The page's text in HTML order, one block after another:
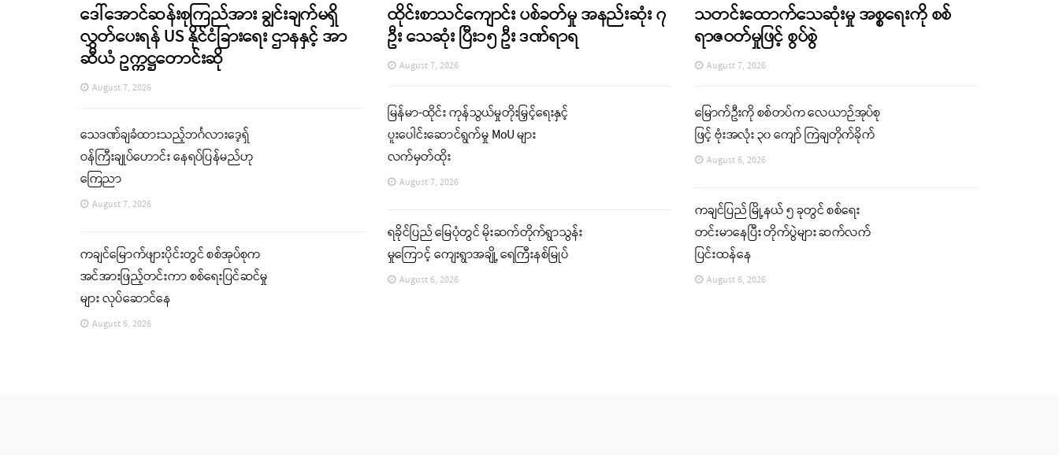
ဒေါ်အောင်ဆန်းစုကြည်အား ချွင်းချက်မရှိ
လွှတ်ပေးရန် US နိုင်ငံခြားရေး ဌာနနှင့် အာ
ဆီယံ ဥက္ကဋ္ဌတောင်းဆို
August 7, 2026
သေဒဏ်ချခံထားသည့်ဘင်္ဂလားဒေ့ရှ်
ဝန်ကြီးချုပ်ဟောင်း နေရပ်ပြန်မည်ဟု
ကြေညာ
August 7, 2026
ကချင်မြောက်ဖျားပိုင်းတွင် စစ်အုပ်စုက
အင်အားဖြည့်တင်းကာ စစ်ရေးပြင်ဆင်မှု
များ လုပ်ဆောင်နေ
August 6, 2026
ထိုင်းစာသင်ကျောင်း ပစ်ခတ်မှု အနည်းဆုံး ၇
ဦး သေဆုံး ပြီး၁၅ ဦး ဒဏ်ရာရ
August 7, 2026
မြန်မာ-ထိုင်း ကုန်သွယ်မှုတိုးမြှင့်ရေးနှင့်
ပူးပေါင်းဆောင်ရွက်မှု MoU များ
လက်မှတ်ထိုး
August 7, 2026
ရခိုင်ပြည် မြေပုံတွင် မိုးဆက်တိုက်ရွာသွန်း
မှုကြောင့် ကျေးရွာအချို့ ရေကြီးနစ်မြုပ်
August 6, 2026
သတင်းထောက်သေဆုံးမှု အစ္စရေးကို စစ်
ရာဇဝတ်မှုဖြင့် စွပ်စွဲ
August 7, 2026
မြောက်ဦးကို စစ်တပ်က လေယာဉ်အုပ်စု
ဖြင့် ဗုံးအလုံး ၃၀ ကျော် ကြဲချတိုက်ခိုက်
August 6, 2026
ကချင်ပြည် မြို့နယ် ၅ ခုတွင် စစ်ရေး
တင်းမာနေပြီး တိုက်ပွဲများ ဆက်လက်
ပြင်းထန်နေ
August 6, 2026